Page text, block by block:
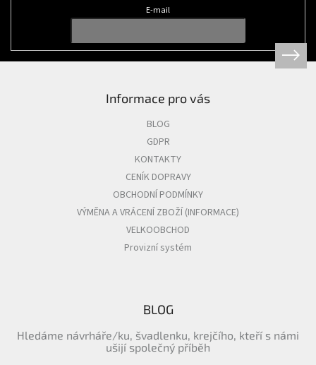
E-mail
Informace pro vás
BLOG
GDPR
KONTAKTY
CENÍK DOPRAVY
OBCHODNÍ PODMÍNKY
VÝMĚNA A VRÁCENÍ ZBOŽÍ (INFORMACE)
VELKOOBCHOD
Provizní systém
BLOG
Hledáme návrháře/ku, švadlenku, krejčího, kteří s námi
ušijí společný příběh